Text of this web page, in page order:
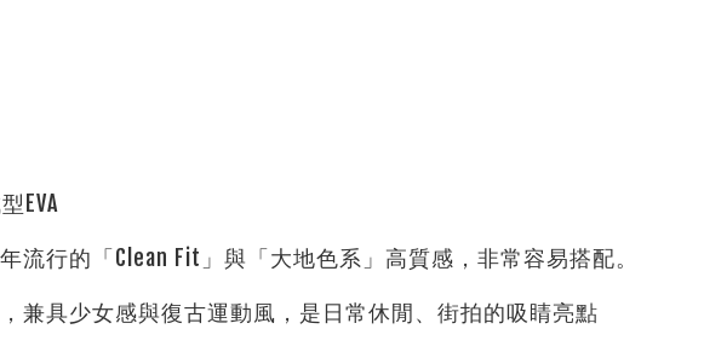
EVA
流行的「Clean Fit」與「大地色系」高質感，非常容易搭配。
兼具少女感與復古運動風，是日常休閒、街拍的吸睛亮點